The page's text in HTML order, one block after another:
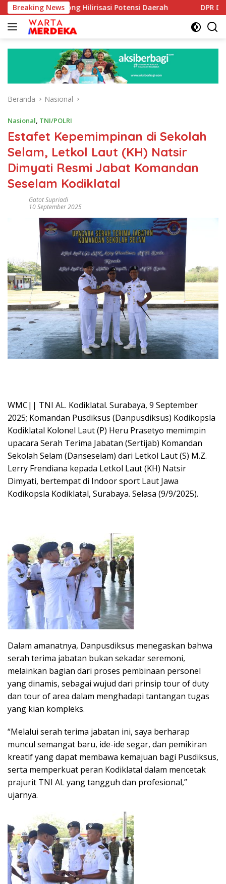
Langsung
ke
konten
Breaking News
Dorong Hilirisasi Potensi Daerah DPR Dorong
Beranda Nasional
Nasional, TNI/POLRI
Estafet Kepemimpinan di Sekolah
Selam, Letkol Laut (KH) Natsir
Dimyati Resmi Jabat Komandan
Seselam Kodiklatal
Gatot Supriadi
10 September 2025
WMC|| TNI AL. Kodiklatal. Surabaya, 9 September
2025; Komandan Pusdiksus (Danpusdiksus) Kodikopsla
Kodiklatal Kolonel Laut (P) Heru Prasetyo memimpin
upacara Serah Terima Jabatan (Sertijab) Komandan
Sekolah Selam (Danseselam) dari Letkol Laut (S) M.Z.
Lerry Frendiana kepada Letkol Laut (KH) Natsir
Dimyati, bertempat di Indoor sport Laut Jawa
Kodikopsla Kodiklatal, Surabaya. Selasa (9/9/2025).
Dalam amanatnya, Danpusdiksus menegaskan bahwa
serah terima jabatan bukan sekadar seremoni,
melainkan bagian dari proses pembinaan personel
yang dinamis, sebagai wujud dari prinsip tour of duty
dan tour of area dalam menghadapi tantangan tugas
yang kian kompleks.
“Melalui serah terima jabatan ini, saya berharap
muncul semangat baru, ide-ide segar, dan pemikiran
kreatif yang dapat membawa kemajuan bagi Pusdiksus,
serta memperkuat peran Kodiklatal dalam mencetak
prajurit TNI AL yang tangguh dan profesional,”
ujarnya.